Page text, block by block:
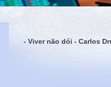
- Viver não dói - Carlos